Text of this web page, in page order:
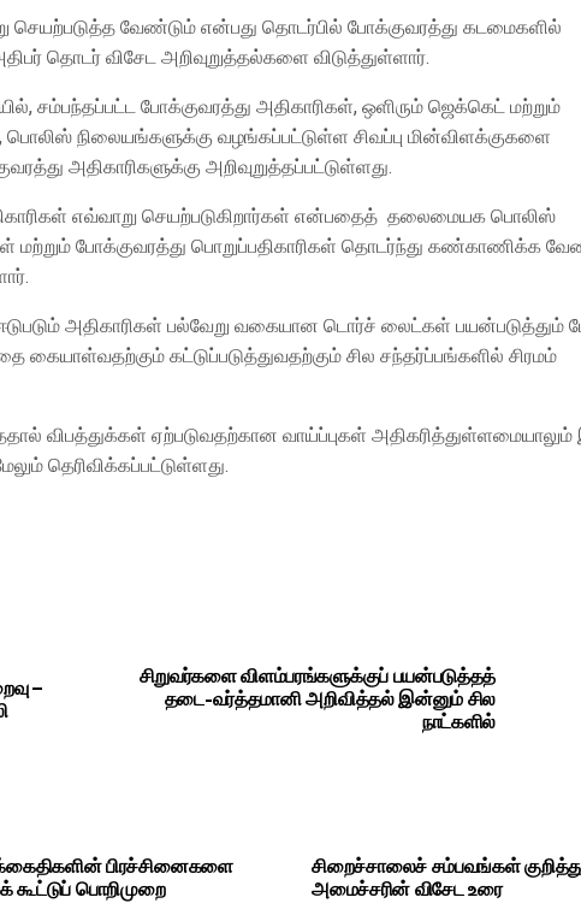
வேண்டும் என்பது தொடர்பில் போக்குவரத்து கடமைகளில்
தொடர் விசேட அறிவுறுத்தல்களை விடுத்துள்ளார்.
சம்பந்தப்பட்ட போக்குவரத்து அதிகாரிகள், ஒளிரும் ஜெக்கெட் மற்றும்
நிலையங்களுக்கு வழங்கப்பட்டுள்ள சிவப்பு மின்விளக்குகளை
அதிகாரிகளுக்கு அறிவுறுத்தப்பட்டுள்ளது.
எவ்வாறு செயற்படுகிறார்கள் என்பதைத் தலைமையக பொலிஸ்
மற்றும் போக்குவரத்து பொறுப்பதிகாரிகள் தொடர்ந்து கண்காணிக்க
அதிகாரிகள் பல்வேறு வகையான டொர்ச் லைட்கள் பயன்படுத்தும்
கட்டுப்படுத்துவதற்கும் சில சந்தர்ப்பங்களில் சிரமம்
விபத்துக்கள் ஏற்படுவதற்கான வாய்ப்புகள்
தெரிவிக்கப்பட்டுள்ளது.
– சிறுவர்களை விளம்பரங்களுக்குப் பயன்படுத்தத்
தடை-வர்த்தமானி அறிவித்தல் இன்னும் சில
நாட்களில்
பிரச்சினைகளை
கூட்டுப் பொறிமுறை
சிறைச்சாலைச் சம்பவங்கள்
அமைச்சரின் விசேட உரை